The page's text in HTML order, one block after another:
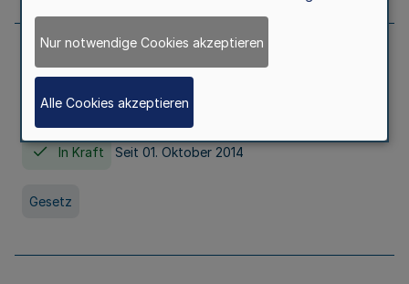
Gesetz über die Hochschulen des Landes
Nordrhein-Westfalen (Hochschulgesetz -
HG)
In Kraft Seit 01. Oktober 2014
Gesetz
Nur notwendige Cookies akzeptieren
Alle Cookies akzeptieren